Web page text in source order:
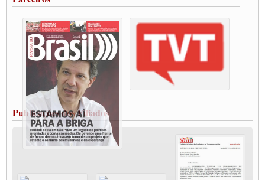
Vacina Já: Lockdown de 24 horas dos trabalhadores em transportes está mantido,
Condutores de Guarulhos farão greve sanitária nesta terça-feira (20)
Paralisação dos Caminhoneiros na #BR285, entrocamento que liga o Mercosul ao
Rio Grande
Caminhoneiros bloqueiam duas faixas na Castello Branco e fazem protesto
Modal-Live #13 Aumento da Violência Contra Mulher e o Adoecimento da Classe
Trabalhadora em Tempos de Pandemia
MODAL-LIVE#12 POLÍTICAS PÚBLICAS DE TRANSPORTE PARA A
CLASSE TRABALHADORA E ELEIÇÕES NA PANDEMIA
MODAL-LIVE#11 POLÍTICAS PÚBLICAS DE TRANSPORTE
JUVENTUDE DO TRANSPORTE: POR QUE DEVEMOS NOS ORGANIZAR?
Fabio Primo testa positivo para Coronavírus, mas está bem de saúde
Modal-Live#9 Quais são os direitos dos trabalhador@s que contraem a Covid-19 na
Publicações dos Filiados